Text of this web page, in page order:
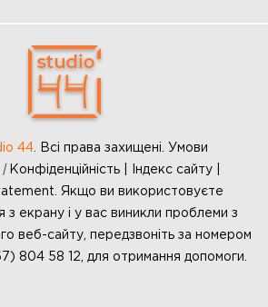
44
Всі права захищені. Умови
| Конфіденційність | Індекс сайту |
Якщо ви використовуєте
з екрану і у вас виникли проблеми з
веб-сайту, передзвоніть за номером
804 58 12, для отримання допомоги.